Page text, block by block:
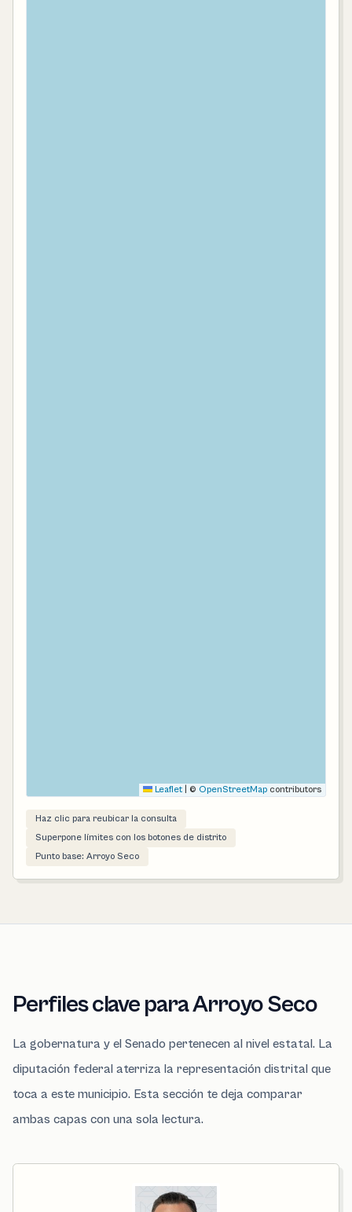
Leaflet © OpenStreetMap contributors
Haz clic para reubicar la consulta
Superpone límites con los botones de distrito
Punto base: Arroyo Seco
Perfiles clave para Arroyo Seco
La gobernatura y el Senado pertenecen al nivel estatal. La
diputación federal aterriza la representación distrital que
toca a este municipio. Esta sección te deja comparar
ambas capas con una sola lectura.